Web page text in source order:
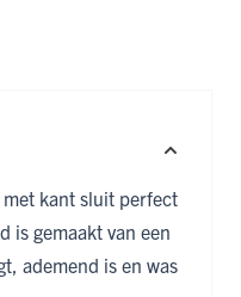
kant sluit perfect
is gemaakt van een
ademend is en was